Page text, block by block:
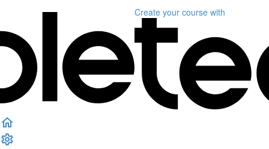
Create your course with